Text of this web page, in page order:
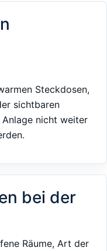
Steckdosen,
sichtbaren
nicht weiter
bei der
Räume, Art der